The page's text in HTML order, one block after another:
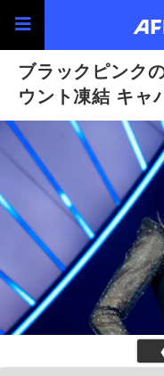
ブラックピンク
ウント凍結 キャ